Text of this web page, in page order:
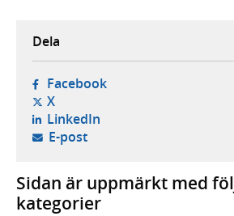
Dela
Facebook- öppnas i ny flik,
X- öppnas i ny flik, extern
LinkedIn- öppnas i ny flik,
E-post- öppnar din e-
Sidan är uppmärkt med
kategorier